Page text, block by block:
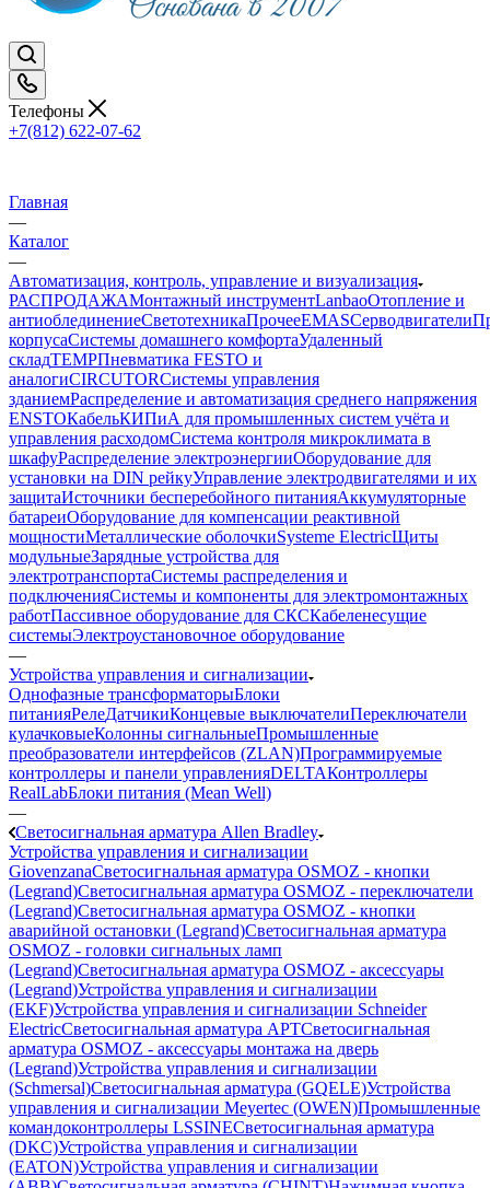
Телефоны
+7(812) 622-07-62
Главная
—
Каталог
—
Автоматизация, контроль, управление и визуализация
РАСПРОДАЖАМонтажный инструментLanbaoОтопление и
антиоблединениеСветотехникаПрочееEMASCерводвигатели
корпусаСистемы домашнего комфортаУдаленный
складTEMPПневматика FESTO и
аналогиCIRCUTORСистемы управления
зданиемРаспределение и автоматизация среднего напряжения
ENSTOКабельКИПиА для промышленных систем учёта и
управления расходомСистема контроля микроклимата в
шкафуРаспределение электроэнергииОборудование для
установки на DIN рейкуУправление электродвигателями и их
защитаИсточники бесперебойного питанияАккумуляторные
батареиОборудование для компенсации реактивной
мощностиМеталлические оболочкиSysteme ElectricЩиты
модульныеЗарядные устройства для
электротранспортаСистемы распределения и
подключенияСистемы и компоненты для электромонтажных
работПассивное оборудование для СКСКабеленесущие
системыЭлектроустановочное оборудование
—
Устройства управления и сигнализации
Однофазные трансформаторыБлоки
питанияРелеДатчикиКонцевые выключателиПереключатели
кулачковыеКолонны сигнальныеПромышленные
преобразователи интерфейсов (ZLAN)Программируемые
контроллеры и панели управленияDELTAКонтроллеры
RealLabБлоки питания (Mean Well)
—
Светосигнальная арматура Allen Bradley
Устройства управления и сигнализации
GiovenzanaСветосигнальная арматура OSMOZ - кнопки
(Legrand)Светосигнальная арматура OSMOZ - переключатели
(Legrand)Светосигнальная арматура OSMOZ - кнопки
аварийной остановки (Legrand)Светосигнальная арматура
OSMOZ - головки сигнальных ламп
(Legrand)Светосигнальная арматура OSMOZ - аксессуары
(Legrand)Устройства управления и сигнализации
(EKF)Устройства управления и сигнализации Schneider
ElectricСветосигнальная арматура APTСветосигнальная
арматура OSMOZ - аксессуары монтажа на дверь
(Legrand)Устройства управления и сигнализации
(Schmersal)Светосигнальная арматура (GQELE)Устройства
управления и сигнализации Meyertec (OWEN)Промышленные
командоконтроллеры LSSINEСветосигнальная арматура
(DKC)Устройства управления и сигнализации
(EATON)Устройства управления и сигнализации